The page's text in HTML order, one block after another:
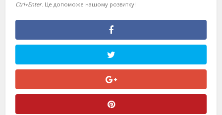
Ctrl+Enter. Це допоможе нашому розвитку!